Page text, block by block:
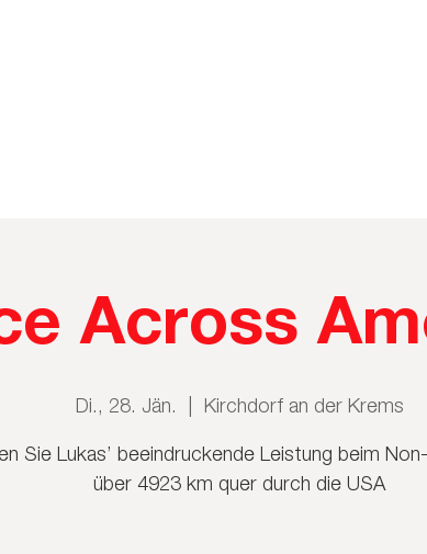
Across
Di., 28. Jän. Kirchdorf an der Krems
Sie Lukas’ beeindruckende Leistung beim
über 4923 km quer durch die USA